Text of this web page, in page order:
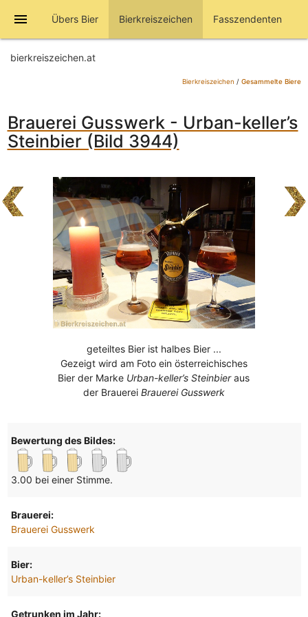
menu Übers Bier Bierkreiszeichen Fasszendenten
bierkreiszeichen.at
Bierkreiszeichen / Gesammelte Biere
Brauerei Gusswerk - Urban-keller’s
Steinbier (Bild 3944)
geteiltes Bier ist halbes Bier ...
Gezeigt wird am Foto ein österreichisches
Bier der Marke Urban-keller’s Steinbieraus
der Brauerei Brauerei Gusswerk
Bewertung des Bildes:
3.00 bei einer Stimme.
Brauerei:
Brauerei Gusswerk
Bier:
Urban-keller’s Steinbier
Getrunken im Jahr: